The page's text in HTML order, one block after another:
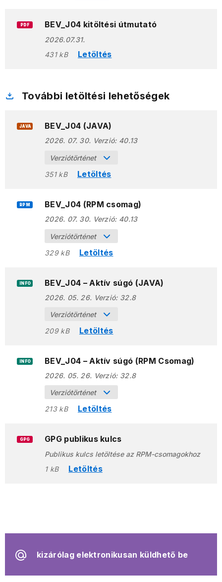
PDF BEV_J04 kitöltési útmutató
2026.07.31.
431 kB
Letöltés
További letöltési lehetőségek
JAVA BEV_J04 (JAVA)
2026. 07. 30. Verzió: 40.13
Verziótörténet
351 kB
Letöltés
RPM BEV_J04 (RPM csomag)
2026. 07. 30. Verzió: 40.13
Verziótörténet
329 kB
Letöltés
INFO BEV_J04 – Aktív súgó (JAVA)
2026. 05. 26. Verzió: 32.8
Verziótörténet
209 kB
Letöltés
INFO BEV_J04 – Aktív súgó (RPM Csomag)
2026. 05. 26. Verzió: 32.8
Verziótörténet
213 kB
Letöltés
GPG GPG publikus kulcs
Publikus kulcs letöltése az RPM-csomagokhoz
1 kB
Letöltés
kizárólag elektronikusan küldhető be